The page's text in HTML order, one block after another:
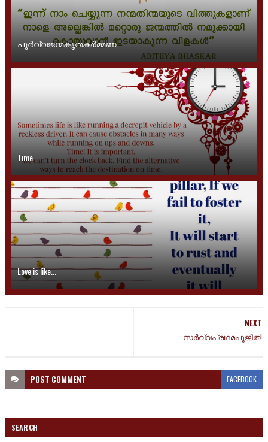
പൂർവ്വജന്മകൃതകർമ്മണ:
Time
Love is like...
NEXT
സർവ്വപ്രഥമപൂജിത!
POST COMMENT FACEBOOK
SEARCH